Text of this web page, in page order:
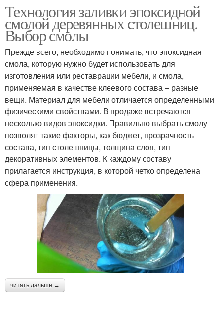
смолы
Столик из эпоксидной
смолы
Столы из эпоксидки Стол без основы
Смола для столешницы Смолы с цветами
Технология заливки эпоксидной
смолой деревянных столешниц.
Выбор смолы
Прежде всего, необходимо понимать, что эпоксидная
смола, которую нужно будет использовать для
изготовления или реставрации мебели, и смола,
применяемая в качестве клеевого состава – разные
вещи. Материал для мебели отличается определенными
физическими свойствами. В продаже встречаются
несколько видов эпоксидки. Правильно выбрать смолу
позволят такие факторы, как бюджет, прозрачность
состава, тип столешницы, толщина слоя, тип
декоративных элементов. К каждому составу
прилагается инструкция, в которой четко определена
сфера применения.
читать дальше →